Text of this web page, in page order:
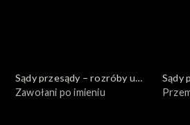
Sądy przesądy – rozróby u
Kuby
Zawołani po imieniu
Sądy
Kuby